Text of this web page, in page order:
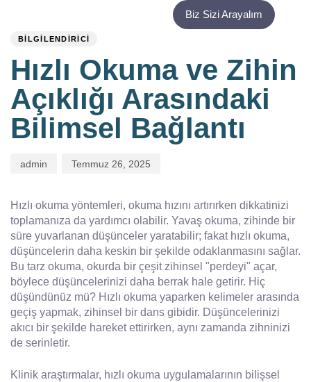
Biz Sizi Arayalım
BILGILENDIRICI
Hızlı Okuma ve Zihin
Açıklığı Arasındaki
Bilimsel Bağlantı
admin Temmuz 26, 2025
Hızlı okuma yöntemleri, okuma hızını artırırken dikkatinizi
toplamanıza da yardımcı olabilir. Yavaş okuma, zihinde bir
süre yuvarlanan düşünceler yaratabilir; fakat hızlı okuma,
düşüncelerin daha keskin bir şekilde odaklanmasını sağlar.
Bu tarz okuma, okurda bir çeşit zihinsel "perdeyi" açar,
böylece düşüncelerinizi daha berrak hale getirir. Hiç
düşündünüz mü? Hızlı okuma yaparken kelimeler arasında
geçiş yapmak, zihinsel bir dans gibidir. Düşüncelerinizi
akıcı bir şekilde hareket ettirirken, aynı zamanda zihninizi
de serinletir.
Klinik araştırmalar, hızlı okuma uygulamalarının bilişsel